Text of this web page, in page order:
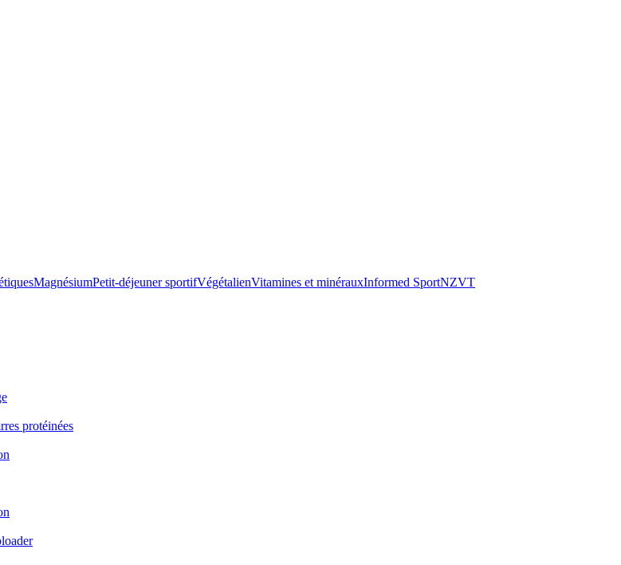
MagnésiumPetit-déjeuner sportifVégétalienVitamines et minérauxInformed SportNZVT
protéinées